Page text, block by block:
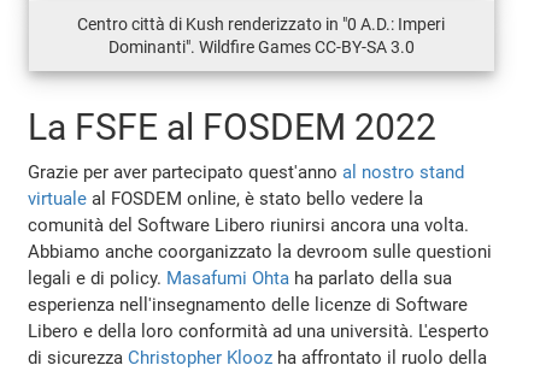
Centro città di Kush renderizzato in "0 A.D.: Imperi
Dominanti". Wildfire Games CC-BY-SA 3.0
La FSFE al FOSDEM 2022
Grazie per aver partecipato quest'annoal nostro stand
virtuale al FOSDEM online, è stato bello vedere la
comunità del Software Libero riunirsi ancora una volta.
Abbiamo anche coorganizzato la devroom sulle questioni
legali e di policy. Masafumi Ohta ha parlato della sua
esperienza nell'insegnamento delle licenze di Software
Libero e della loro conformità ad una università. L'esperto
di sicurezzaChristopher Klooz ha affrontato il ruolo della